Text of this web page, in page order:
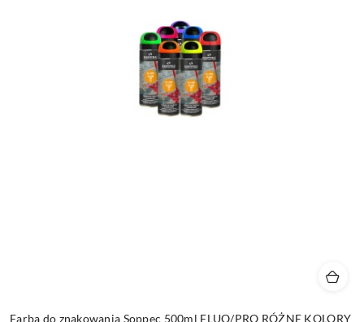
Farba do znakowania Soppec 500ml FLUO/PRO RÓŻNE KOLORY